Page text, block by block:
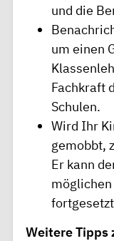
und die
um einen
Fachkraft
Schulen.
Wird Ihr
gemobbt,
Er kann
Weitere Tipps